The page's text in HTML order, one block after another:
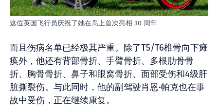
这位英国飞行员庆祝了她在岛上首次亮相 30 周年
而且伤病名单已经极其严重。除了T5/T6椎骨向下瘫
痪外，他还有背部骨折、手臂骨折、多根肋骨骨
折、胸骨骨折、鼻子和眼窝骨折、面部受伤和4级肝
脏撕裂伤。与此同时，他的副驾驶肖恩·帕克也在事
故中受伤，正在继续康复。